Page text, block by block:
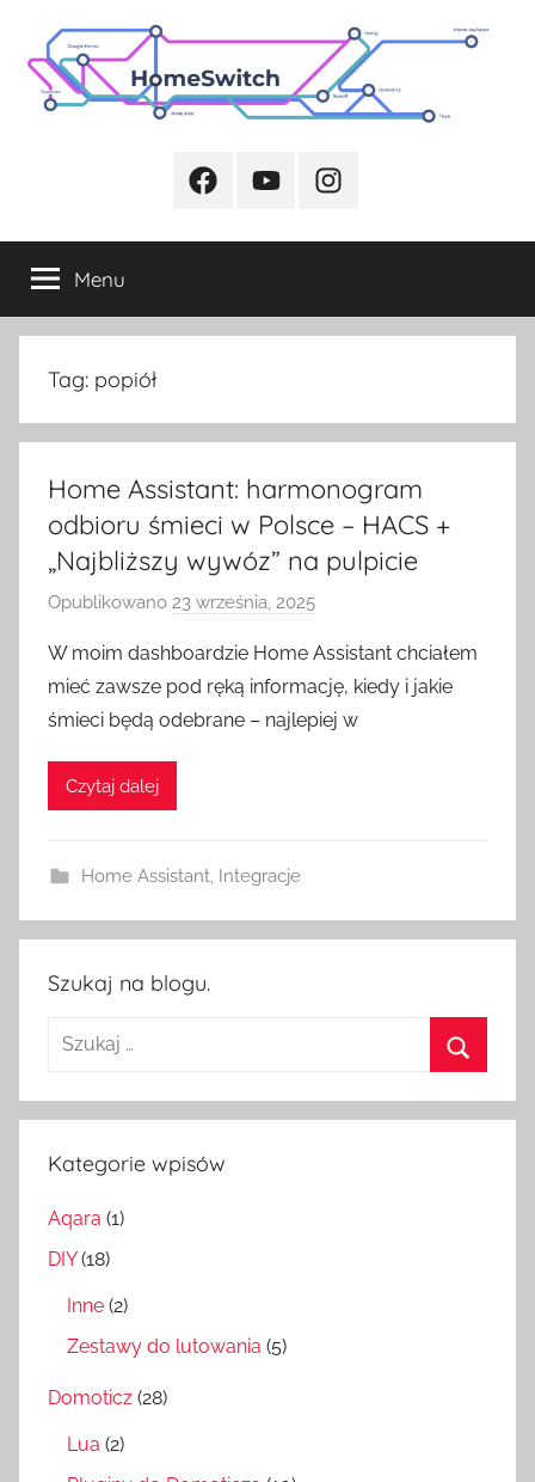
treści
FacebookYoutubeInstagram
Menu
Tag: popiół
Home Assistant: harmonogram
odbioru śmieci w Polsce – HACS +
„Najbliższy wywóz” na pulpicie
Opublikowano 23 września, 2025
e
z
i
W moim dashboardzie Home Assistant chciałem
mieć zawsze pod ręką informację, kiedy i jakie
śmieci będą odebrane – najlepiej w
Czytaj dalej
Home Assistant, Integracje
Szukaj na blogu.
Szukaj:
Kategorie wpisów
Aqara (1)
DIY(18)
Inne (2)
Zestawy do lutowania (5)
Domoticz (28)
Lua (2)